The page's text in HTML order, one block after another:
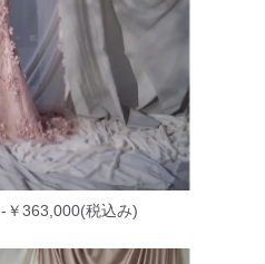
￥363,000(税込み)